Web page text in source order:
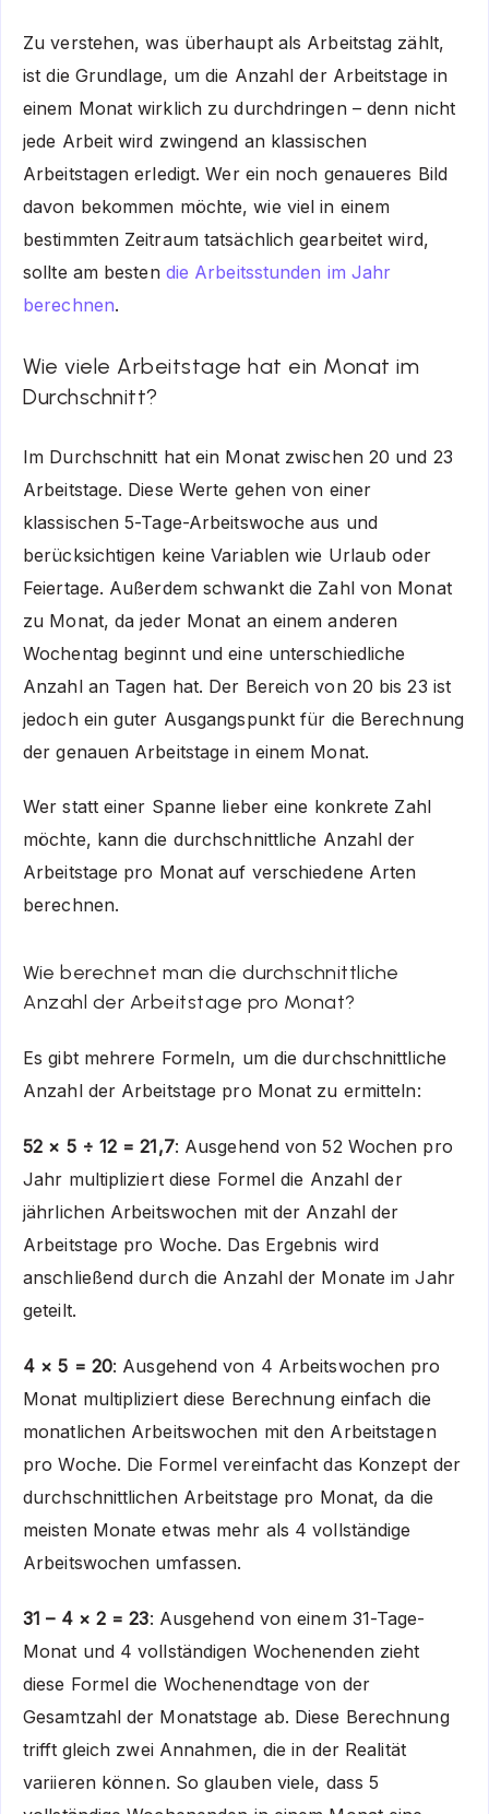
Zu verstehen, was überhaupt als Arbeitstag zählt,
ist die Grundlage, um die Anzahl der Arbeitstage in
einem Monat wirklich zu durchdringen – denn nicht
jede Arbeit wird zwingend an klassischen
Arbeitstagen erledigt. Wer ein noch genaueres Bild
davon bekommen möchte, wie viel in einem
bestimmten Zeitraum tatsächlich gearbeitet wird,
sollte am besten die Arbeitsstunden im Jahr
berechnen.
Wie viele Arbeitstage hat ein Monat im
Durchschnitt?
Im Durchschnitt hat ein Monat zwischen 20 und 23
Arbeitstage. Diese Werte gehen von einer
klassischen 5-Tage-Arbeitswoche aus und
berücksichtigen keine Variablen wie Urlaub oder
Feiertage. Außerdem schwankt die Zahl von Monat
zu Monat, da jeder Monat an einem anderen
Wochentag beginnt und eine unterschiedliche
Anzahl an Tagen hat. Der Bereich von 20 bis 23 ist
jedoch ein guter Ausgangspunkt für die Berechnung
der genauen Arbeitstage in einem Monat.
Wer statt einer Spanne lieber eine konkrete Zahl
möchte, kann die durchschnittliche Anzahl der
Arbeitstage pro Monat auf verschiedene Arten
berechnen.
Wie berechnet man die durchschnittliche
Anzahl der Arbeitstage pro Monat?
Es gibt mehrere Formeln, um die durchschnittliche
Anzahl der Arbeitstage pro Monat zu ermitteln:
52 × 5 ÷ 12 = 21,7: Ausgehend von 52 Wochen pro
Jahr multipliziert diese Formel die Anzahl der
jährlichen Arbeitswochen mit der Anzahl der
Arbeitstage pro Woche. Das Ergebnis wird
anschließend durch die Anzahl der Monate im Jahr
geteilt.
4 × 5 = 20: Ausgehend von 4 Arbeitswochen pro
Monat multipliziert diese Berechnung einfach die
monatlichen Arbeitswochen mit den Arbeitstagen
pro Woche. Die Formel vereinfacht das Konzept der
durchschnittlichen Arbeitstage pro Monat, da die
meisten Monate etwas mehr als 4 vollständige
Arbeitswochen umfassen.
31 – 4 × 2 = 23: Ausgehend von einem 31-Tage-
Monat und 4 vollständigen Wochenenden zieht
diese Formel die Wochenendtage von der
Gesamtzahl der Monatstage ab. Diese Berechnung
trifft gleich zwei Annahmen, die in der Realität
variieren können. So glauben viele, dass 5